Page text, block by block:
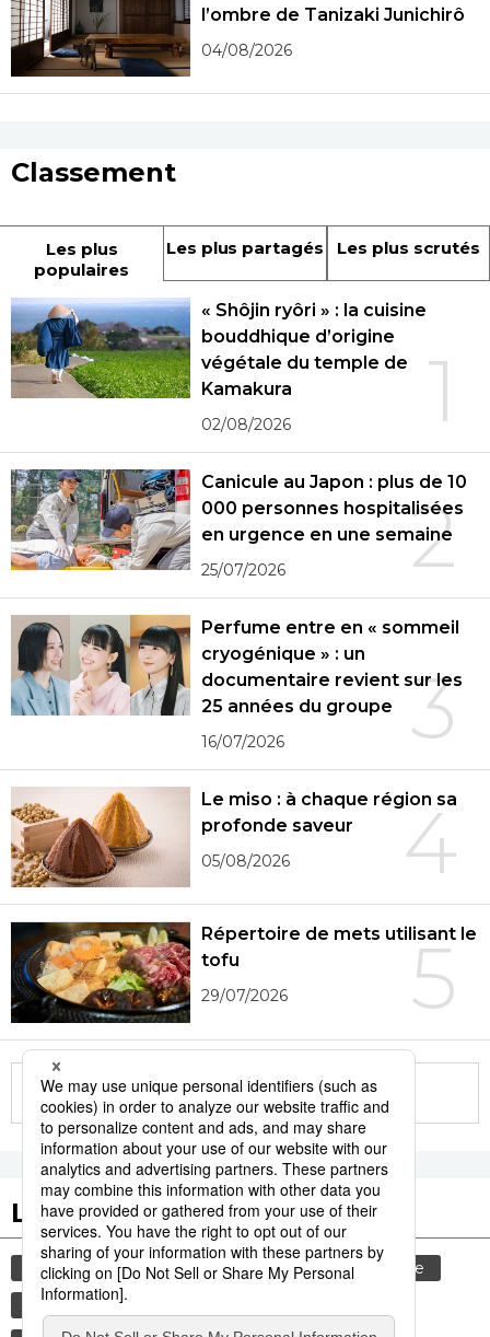
l’ombre de Tanizaki Junichirô
04/08/2026
Classement
Les plus
populaires
Les plus partagés Les plus scrutés
1
« Shôjin ryôri » : la cuisine
bouddhique d’origine
végétale du temple de
Kamakura
02/08/2026
2
Canicule au Japon : plus de 10
000 personnes hospitalisées
en urgence en une semaine
25/07/2026
3
Perfume entre en « sommeil
cryogénique » : un
documentaire revient sur les
25 années du groupe
16/07/2026
4
Le miso : à chaque région sa
profonde saveur
05/08/2026
5
Répertoire de mets utilisant le
tofu
29/07/2026
More in this series
Les tags populaires
gastronomie histoire culture
femme
edo
sexe